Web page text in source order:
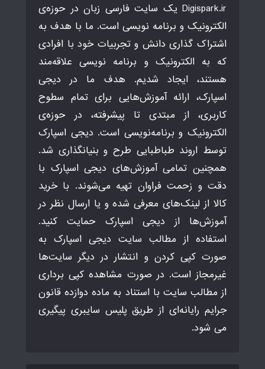
Digispark.ir یک سایت فارسی زبان در حوزه‌ی
الکترونیک و برنامه نویسی است. ما با هدف به
اشتراک گذاری دانش و تجربیات خود با افرادی
که به الکترونیک و برنامه نویسی علاقه‌مند
هستند، ایجاد شدیم. هدف ما در دیجی
اسپارک، ارائه آموزش‌هایی برای تمام سطوح
کاربری، از مبتدی تا پیشرفته، در حوزه‌ی
الکترونیک و برنامه‌نویسی است. دیجی اسپارک
توسط اروند طباطبایی طرح و بنیانگذاری شد.
همچنین تمامی آموزش‌های دیجی اسپارک با
دقت و زحمت فراوان تهیه می‌شوند. با خرید
کالا از لینک‌های معرفی شده و یا ارسال نظر در
آموزش‌ها از دیجی اسپارک حمایت کنید.
استفاده از مطالب سایت دیجی اسپارک به
صورت کپی کردن و انتشار در دیگر سایت‌ها
غیرمجاز است. در صورت مشاهده کپی برداری
از مطالب سایت با استناد به ماده دوازده قانون
جرایم رایانه‌ای از طریق پلیس سایبری پیگیری
می شود.